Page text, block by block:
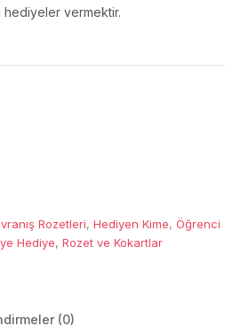
hediyeler vermektir.
Rozetleri, Hediyen Kime, Öğrenci
Hediye, Rozet ve Kokartlar
(0)